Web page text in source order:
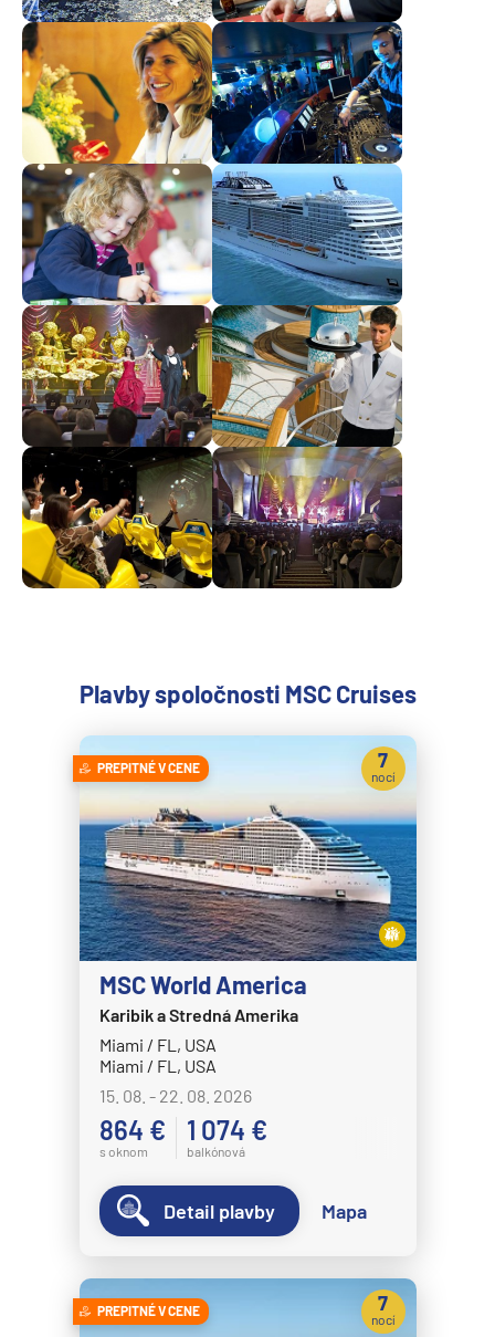
Plavby spoločnosti MSC Cruises
PREPITNÉ V CENE
MSC World America
Karibik a Stredná Amerika
Miami / FL, USA
Miami / FL, USA
15. 08. - 22. 08. 2026
864 €
s oknom
1 074 €
balkónová
7
nocí
Detail plavby Mapa
PREPITNÉ V CENE 7
nocí